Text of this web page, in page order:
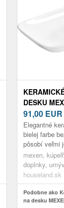
DESKU
CM BIELE
91,00 EUR
Elegantné
bielej farbe
pôsobí veľmi
Toto
inštaláciu na
mexen,
doplnky,
dosku
houseland.sk
Podobne ako
na desku